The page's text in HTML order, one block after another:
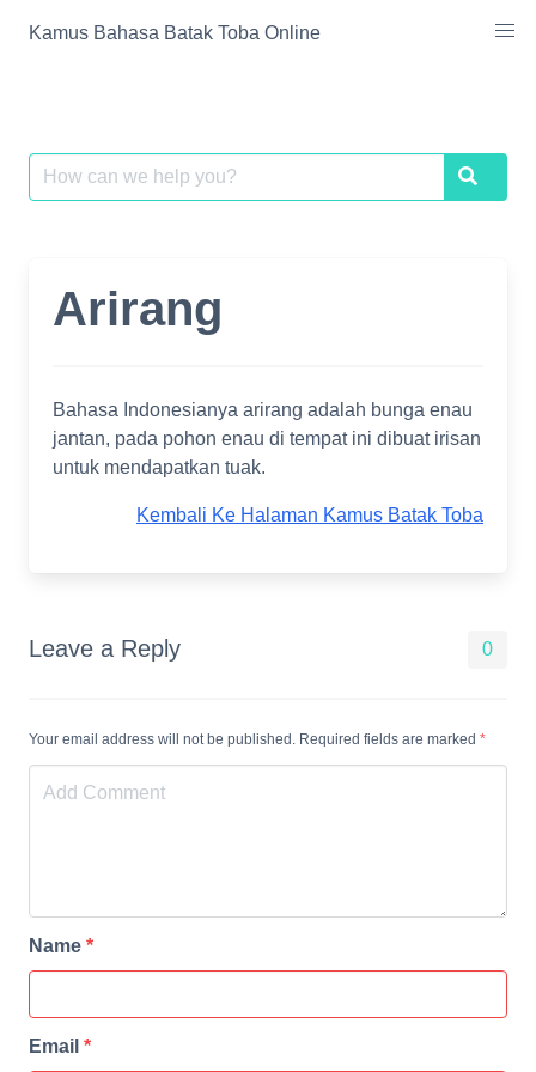
Kamus Bahasa Batak Toba Online
Search
for:
Search
Arirang
Bahasa Indonesianya arirang adalah bunga enau
jantan, pada pohon enau di tempat ini dibuat irisan
untuk mendapatkan tuak.
Kembali Ke Halaman Kamus Batak Toba
Leave a Reply 0
Your email address will not be published. Required fields are marked *
Name *
Email *